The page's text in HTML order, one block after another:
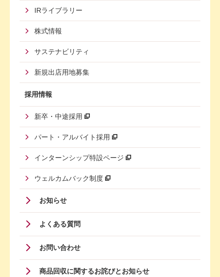
IRライブラリー
株式情報
サステナビリティ
新規出店用地募集
採用情報
新卒・中途採用
パート・アルバイト採用
インターンシップ特設ページ
ウェルカムバック制度
Footer
Menu
Four
お知らせ
よくある質問
お問い合わせ
商品回収に関するお詫びとお知らせ